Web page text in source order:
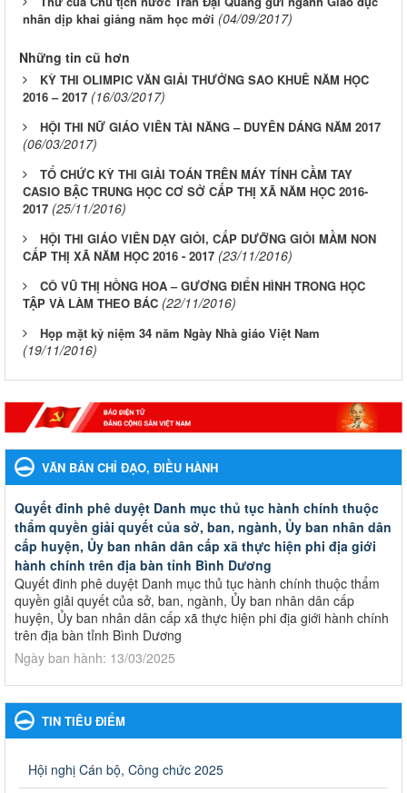
nhân dịp khai giảng năm học mới (04/09/2017)
Những tin cũ hơn
KỲ THI OLIMPIC VĂN GIẢI THƯỞNG SAO KHUÊ NĂM HỌC
2016 – 2017 (16/03/2017)
HỘI THI NỮ GIÁO VIÊN TÀI NĂNG – DUYÊN DÁNG NĂM 2017
(06/03/2017)
TỔ CHỨC KỲ THI GIẢI TOÁN TRÊN MÁY TÍNH CẦM TAY
CASIO BẬC TRUNG HỌC CƠ SỞ CẤP THỊ XÃ NĂM HỌC 2016-
2017 (25/11/2016)
HỘI THI GIÁO VIÊN DẠY GIỎI, CẤP DƯỠNG GIỎI MẦM NON
CẤP THỊ XÃ NĂM HỌC 2016 - 2017 (23/11/2016)
CÔ VŨ THỊ HỒNG HOA – GƯƠNG ĐIỂN HÌNH TRONG HỌC
TẬP VÀ LÀM THEO BÁC (22/11/2016)
Họp mặt kỷ niệm 34 năm Ngày Nhà giáo Việt Nam
(19/11/2016)
VĂN BẢN CHỈ ĐẠO, ĐIỀU HÀNH
Quyết đinh phê duyệt Danh mục thủ tục hành chính thuộc
thẩm quyền giải quyết của sở, ban, ngành, Ủy ban nhân dân
cấp huyện, Ủy ban nhân dân cấp xã thực hiện phi địa giới
hành chính trên địa bàn tỉnh Bình Dương
Quyết đinh phê duyệt Danh mục thủ tục hành chính thuộc thẩm
quyền giải quyết của sở, ban, ngành, Ủy ban nhân dân cấp
huyện, Ủy ban nhân dân cấp xã thực hiện phi địa giới hành chính
trên địa bàn tỉnh Bình Dương
Ngày ban hành: 13/03/2025
Kế hoạch Phổ biến, giáo dục pháp luật năm 2025 của ngành
Giáo dục và Đào tạo thành phố Bến Cát
Kế hoạch Phổ biến, giáo dục pháp luật năm 2025 của ngành
Ngày ban hành: 28/02/2025
TIN TIÊU ĐIỂM
Hội nghị Cán bộ, Công chức 2025